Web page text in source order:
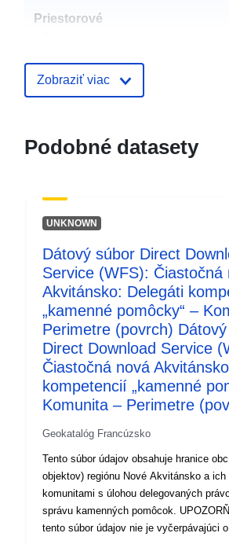
Priestorové
Identifikátory:
2b7aae85-
4bd4-8d1b-
Typ:
Zdroj:
http://
codelist/
Zobraziť viac
Podobné datasety
UNKNOWN
Dátový súbor Direct
Service (WFS): Čiastočná
Akvitánsko: Delegáti
„kamenné pomôcky“ –
Perimetre (povrch)
Direct Download Service
Čiastočná nová
kompetencií „kamenné
Komunita – Perimetre
Geokatalóg Francúzsko
Tento súbor údajov obsahuje hranice
objektov) regiónu Nové Akvitánsko a ich
komunitami s úlohou delegovaných
správu kamenných pomôcok. UPOZORŇUJEME, ŽE:
tento súbor údajov nie je vyčerpávajúci